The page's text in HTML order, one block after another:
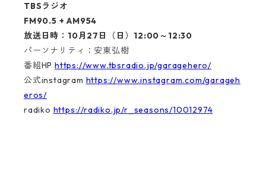
TBSラジオ
FM90.5 + AM954
放送日時：10月27日（日）12:00～12:30
パーソナリティ：安東弘樹
番組HP https://www.tbsradio.jp/garagehero/
公式instagram https://www.instagram.com/garageh
eros/
radiko https://radiko.jp/r_seasons/10012974